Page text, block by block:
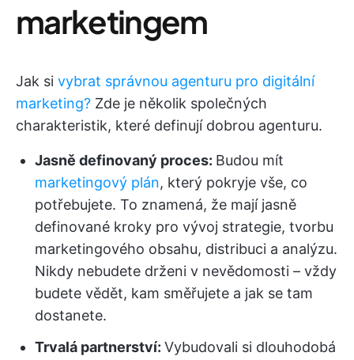
marketingem
Jak si vybrat správnou agenturu pro digitální
marketing? Zde je několik společných
charakteristik, které definují dobrou agenturu.
Jasně definovaný proces: Budou mít
marketingový plán, který pokryje vše, co
potřebujete. To znamená, že mají jasně
definované kroky pro vývoj strategie, tvorbu
marketingového obsahu, distribuci a analýzu.
Nikdy nebudete drženi v nevědomosti – vždy
budete vědět, kam směřujete a jak se tam
dostanete.
Trvalá partnerství: Vybudovali si dlouhodobá